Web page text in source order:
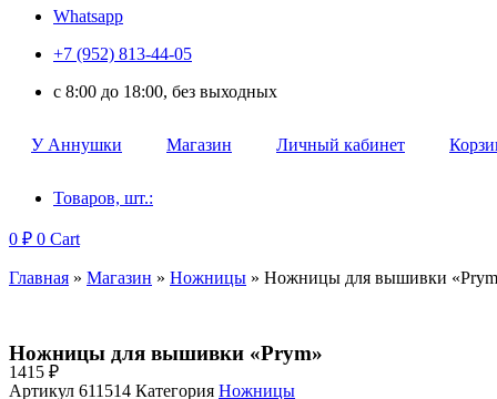
Whatsapp
+7 (952) 813-44-05
c 8:00 до 18:00, без выходных
У Аннушки Магазин Личный кабинет
Товаров, шт.:
0 ₽ 0 Cart
Главная » Магазин » Ножницы » Ножницы для вышивки
Ножницы для вышивки «Prym»
1415 ₽
Артикул 611514 Категория Ножницы